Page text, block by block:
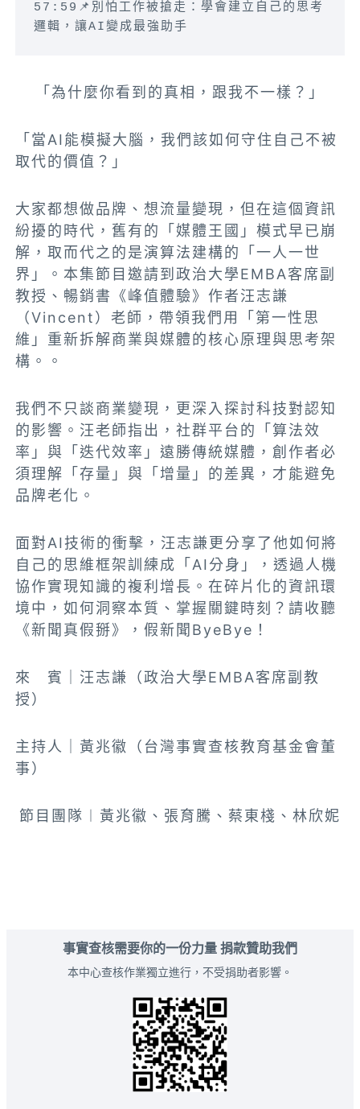
57:59📌別怕工作被搶走：學會建立自己的思考
邏輯，讓AI變成最強助手
「為什麼你看到的真相，跟我不一樣？」
「當AI能模擬大腦，我們該如何守住自己不被
取代的價值？」
大家都想做品牌、想流量變現，但在這個資訊
紛擾的時代，舊有的「媒體王國」模式早已崩
解，取而代之的是演算法建構的「一人一世
界」。本集節目邀請到政治大學EMBA客席副
教授、暢銷書《峰值體驗》作者汪志謙
（Vincent）老師，帶領我們用「第一性思
維」重新拆解商業與媒體的核心原理與思考架
構。。
我們不只談商業變現，更深入探討科技對認知
的影響。汪老師指出，社群平台的「算法效
率」與「迭代效率」遠勝傳統媒體，創作者必
須理解「存量」與「增量」的差異，才能避免
品牌老化。
面對AI技術的衝擊，汪志謙更分享了他如何將
自己的思維框架訓練成「AI分身」，透過人機
協作實現知識的複利增長。在碎片化的資訊環
境中，如何洞察本質、掌握關鍵時刻？請收聽
《新聞真假掰》，假新聞ByeBye！
來 賓｜汪志謙（政治大學EMBA客席副教
授）
主持人｜黃兆徽（台灣事實查核教育基金會董
事）
節目團隊︱黃兆徽、張育騰、蔡東棧、林欣妮
事實查核需要你的一份力量 捐款贊助我們
本中心查核作業獨立進行，不受捐助者影響。